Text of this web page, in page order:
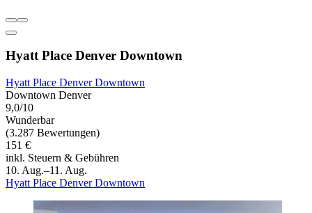
Hyatt Place Denver Downtown
Hyatt Place Denver Downtown
Downtown Denver
9,0/10
Wunderbar
(3.287 Bewertungen)
151 €
inkl. Steuern & Gebühren
10. Aug.–11. Aug.
Hyatt Place Denver Downtown